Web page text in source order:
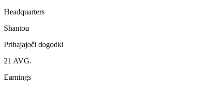
Headquarters
Shantou
Prihajajoči dogodki
21 AVG.
Earnings